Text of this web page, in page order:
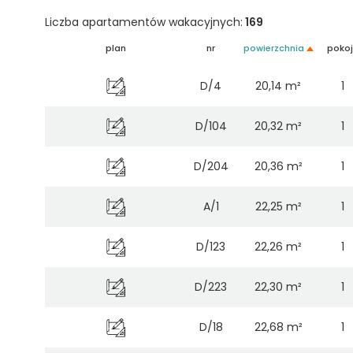
Liczba apartamentów wakacyjnych: 169
plan nr powierzchnia
D/4 20,14 m² 1
D/104 20,32 m² 1
D/204 20,36 m² 1
A/1 22,25 m² 1
D/123 22,26 m² 1
D/223 22,30 m² 1
D/18 22,68 m² 1